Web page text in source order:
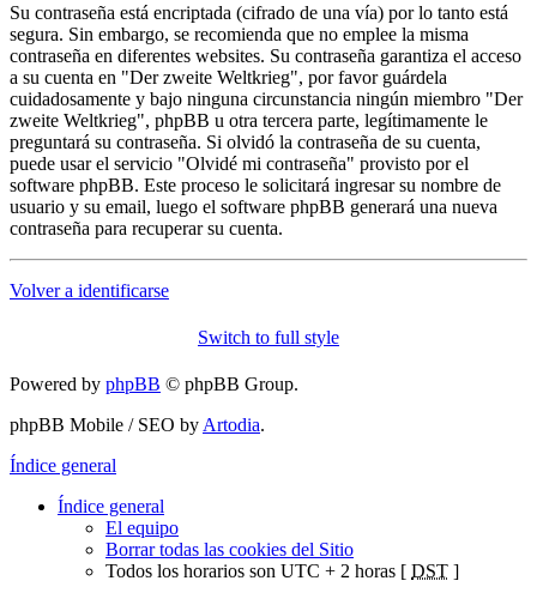
Su contraseña está encriptada (cifrado de una vía) por lo tanto está
segura. Sin embargo, se recomienda que no emplee la misma
contraseña en diferentes websites. Su contraseña garantiza el acceso
a su cuenta en "Der zweite Weltkrieg", por favor guárdela
cuidadosamente y bajo ninguna circunstancia ningún miembro "Der
zweite Weltkrieg", phpBB u otra tercera parte, legítimamente le
preguntará su contraseña. Si olvidó la contraseña de su cuenta,
puede usar el servicio "Olvidé mi contraseña" provisto por el
software phpBB. Este proceso le solicitará ingresar su nombre de
usuario y su email, luego el software phpBB generará una nueva
contraseña para recuperar su cuenta.
Volver a identificarse
Switch to full style
Powered by phpBB © phpBB Group.
phpBB Mobile / SEO by Artodia.
Índice general
Índice general
El equipo
Borrar todas las cookies del Sitio
Todos los horarios son UTC + 2 horas [ DST ]